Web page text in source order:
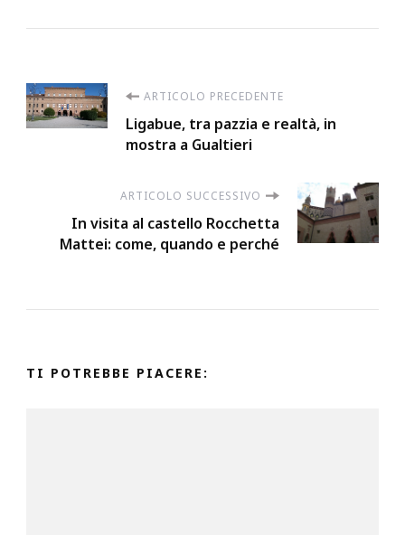
Navigazione
articoli
ARTICOLO PRECEDENTE
Ligabue, tra pazzia e realtà, in
mostra a Gualtieri
ARTICOLO SUCCESSIVO
In visita al castello Rocchetta
Mattei: come, quando e perché
TI POTREBBE PIACERE: